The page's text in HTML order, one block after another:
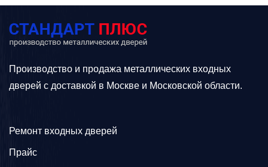
Производство и продажа металлических входных
дверей с доставкой в Москве и Московской области.
Ремонт входных дверей
Прайс